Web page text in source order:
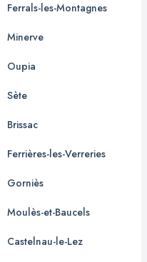
Ferrals-les-Montagnes
Minerve
Oupia
Sète
Brissac
Ferrières-les-Verreries
Gorniès
Moulès-et-Baucels
Castelnau-le-Lez